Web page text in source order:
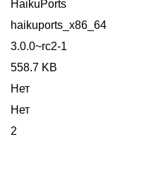
HaikuPorts
haikuports_x86_64
3.0.0~rc2-1
558.7 KB
Нет
Нет
2